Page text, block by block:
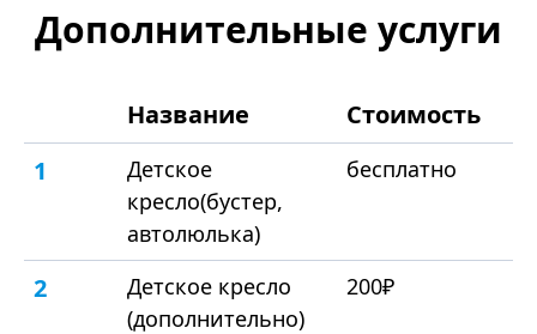
Дополнительные услуги
Название
Стоимость
1
Детское
кресло(бустер,
автолюлька)
бесплатно
2
Детское кресло
(дополнительно)
200₽